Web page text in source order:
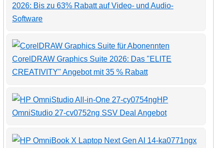
2026: Bis zu 63% Rabatt auf Video- und Audio-
Software
CorelDRAW Graphics Suite 2026: Das "ELITE
CREATIVITY" Angebot mit 35 % Rabatt
HP
OmniStudio 27-cv0752ng SSV Deal Angebot